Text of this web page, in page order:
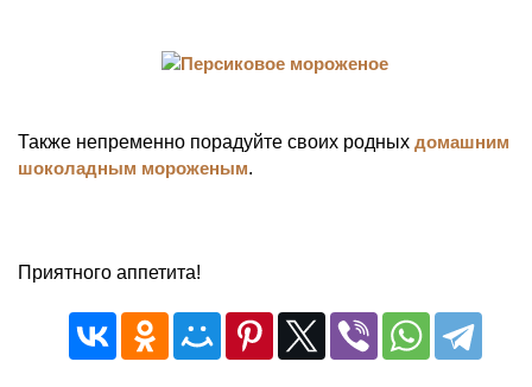
Также непременно порадуйте своих родных домашним
шоколадным мороженым.
Приятного аппетита!